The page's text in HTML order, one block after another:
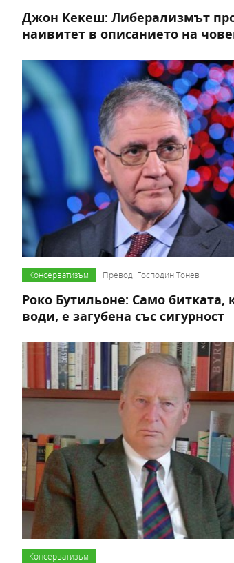
Джон Кекеш: Либерализмът
наивитет в описанието на
Консерватизъм Превод: Господин Тонев
Роко Бутильоне: Само битката,
води, е загубена със сигурност
Консерватизъм